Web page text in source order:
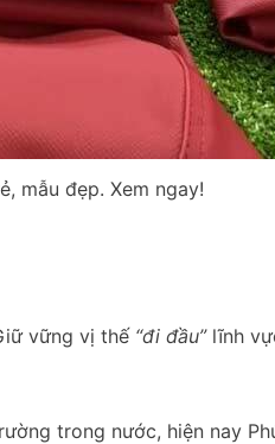
mẫu đẹp. Xem ngay!
vững vị thế “đi đầu”lĩnh
trong nước, hiện nay